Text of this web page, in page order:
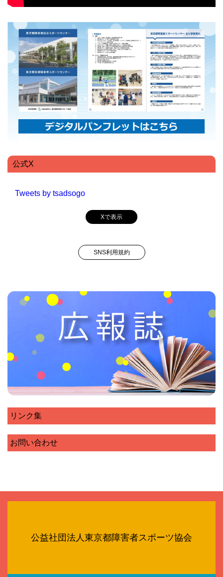
公式X
Tweets by tsadsogo
Xで表示
SNS利用規約
リンク集
お問い合わせ
公益社団法人東京都障害者スポーツ協会